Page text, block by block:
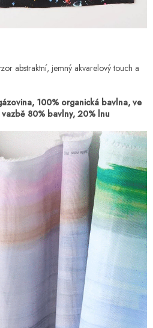
abstraktní, jemný akvarelový touch a
100% organická bavlna, ve
80% bavlny, 20% lnu